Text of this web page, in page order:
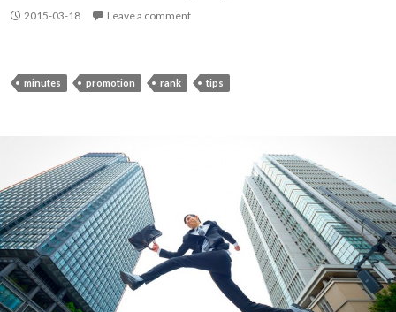
2015-03-18 Leave a comment
minutes promotion rank tips